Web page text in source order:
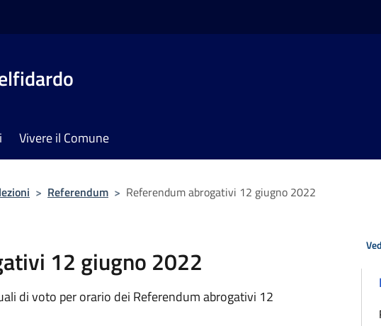
Vivere il Comune
> Referendum > Referendum abrogativi 12 giugno 2022
12 giugno 2022
di voto per orario dei Referendum abrogativi 12